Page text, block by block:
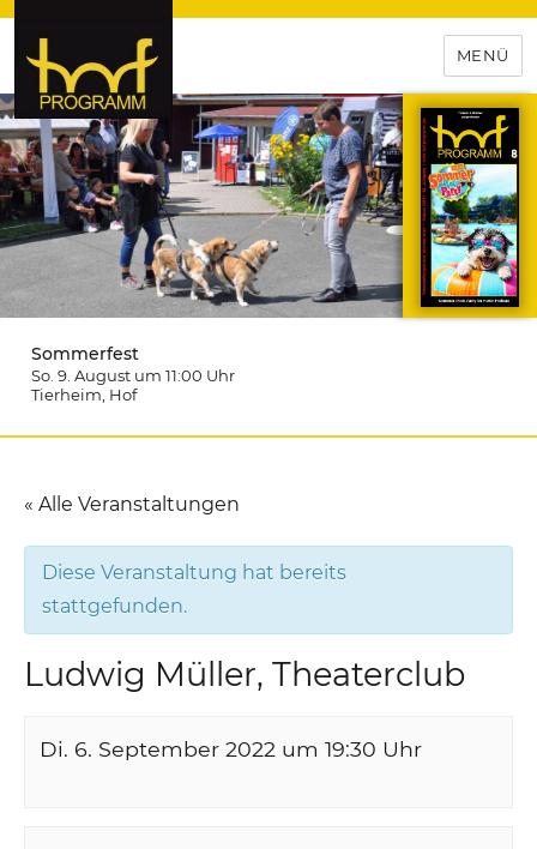
hof-programm – das
Veranstaltungsportal für
Hochfranken
MENÜ
Sommerfest
So. 9. August um 11:00 Uhr
Tierheim , Hof
« Alle Veranstaltungen
Diese Veranstaltung hat bereits
stattgefunden.
Ludwig Müller, Theaterclub
Di. 6. September 2022 um 19:30 Uhr